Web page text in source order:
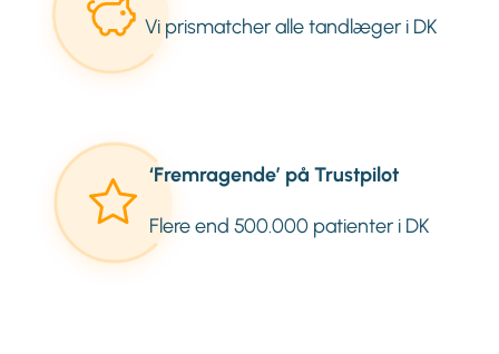
Vi prismatcher alle tandlæger i DK
‘Fremragende’ på Trustpilot
Flere end 500.000 patienter i DK